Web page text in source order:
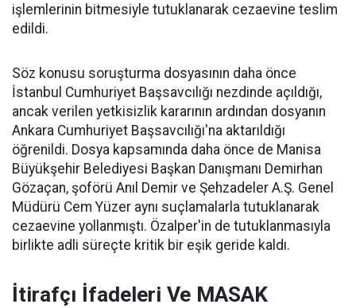
işlemlerinin bitmesiyle tutuklanarak cezaevine teslim
edildi.
Söz konusu soruşturma dosyasının daha önce
İstanbul Cumhuriyet Başsavcılığı nezdinde açıldığı,
ancak verilen yetkisizlik kararının ardından dosyanın
Ankara Cumhuriyet Başsavcılığı'na aktarıldığı
öğrenildi. Dosya kapsamında daha önce de Manisa
Büyükşehir Belediyesi Başkan Danışmanı Demirhan
Gözaçan, şoförü Anıl Demir ve Şehzadeler A.Ş. Genel
Müdürü Cem Yüzer aynı suçlamalarla tutuklanarak
cezaevine yollanmıştı. Özalper'in de tutuklanmasıyla
birlikte adli süreçte kritik bir eşik geride kaldı.
İtirafçı İfadeleri Ve MASAK